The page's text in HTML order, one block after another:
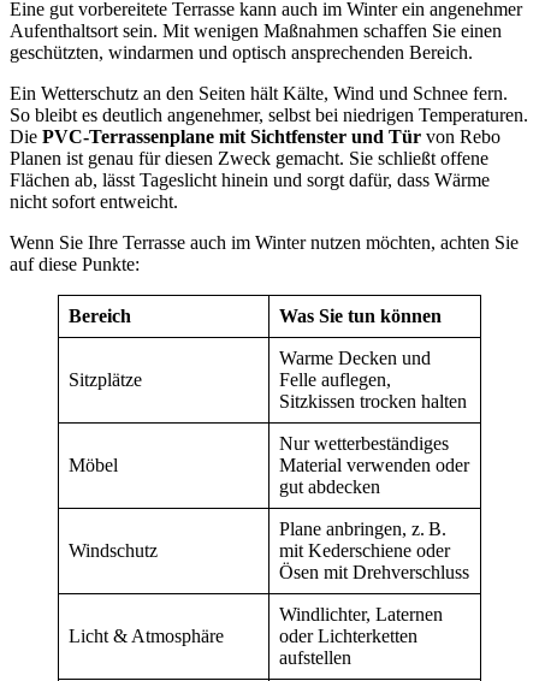
Eine gut vorbereitete Terrasse kann auch im Winter ein angenehmer
Aufenthaltsort sein. Mit wenigen Maßnahmen schaffen Sie einen
geschützten, windarmen und optisch ansprechenden Bereich.
Ein Wetterschutz an den Seiten hält Kälte, Wind und Schnee fern.
So bleibt es deutlich angenehmer, selbst bei niedrigen Temperaturen.
Die PVC-Terrassenplane mit Sichtfenster und Tür von Rebo
Planen ist genau für diesen Zweck gemacht. Sie schließt offene
Flächen ab, lässt Tageslicht hinein und sorgt dafür, dass Wärme
nicht sofort entweicht.
Wenn Sie Ihre Terrasse auch im Winter nutzen möchten, achten Sie
auf diese Punkte:
Bereich Was Sie tun können
Sitzplätze
Warme Decken und
Felle auflegen,
Sitzkissen trocken halten
Möbel
Nur wetterbeständiges
Material verwenden oder
gut abdecken
Windschutz
Plane anbringen, z. B.
mit Kederschiene oder
Ösen mit Drehverschluss
Licht & Atmosphäre
Windlichter, Laternen
oder Lichterketten
aufstellen